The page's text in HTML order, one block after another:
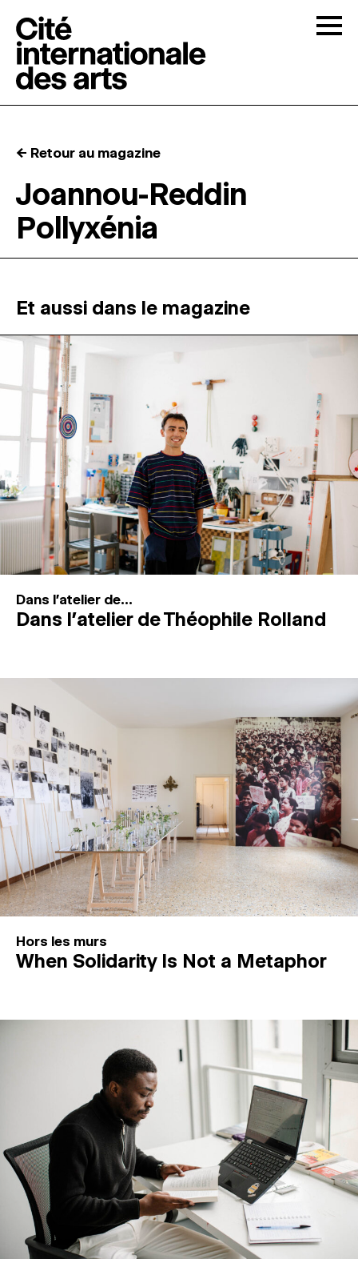
RÉSIDENCES ↓
MAGAZINE
ESPACES DE PRATIQUE ARTISTIQUE
Recherche
Connexion
↓
← Retour au magazine
Joannou-Reddin
Pollyxénia
Et aussi dans le magazine
Dans l'atelier de...
Dans l’atelier de Théophile Rolland
Hors les murs
When Solidarity Is Not a Metaphor